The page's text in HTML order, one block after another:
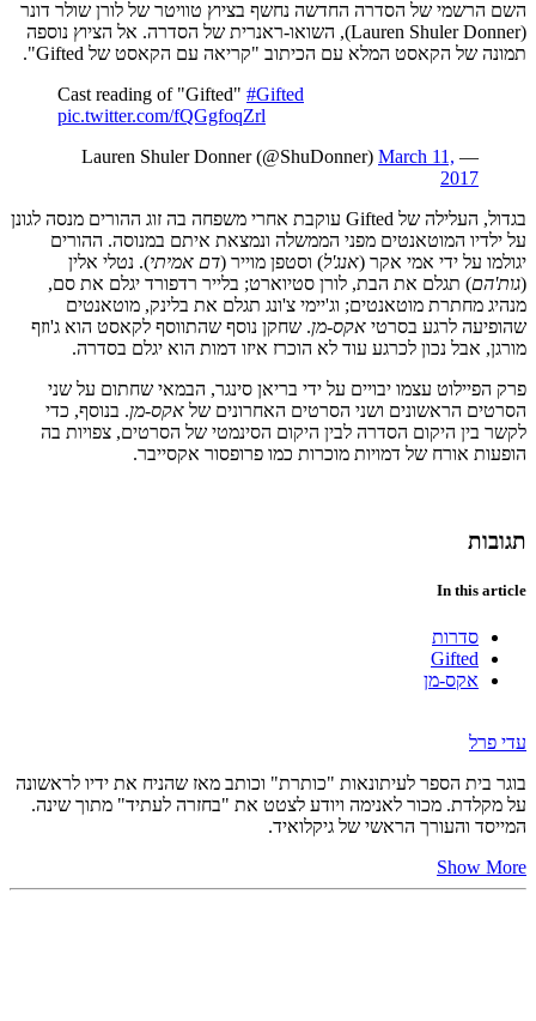
השם הרשמי של הסדרה החדשה נחשף בציוץ טוויטר של לורן שולר דונר
(Lauren Shuler Donner), השואו-ראנרית של הסדרה. אל הציוץ נוספה
תמונה של הקאסט המלא עם הכיתוב "קריאה עם הקאסט של Gifted".
Cast reading of "Gifted" #Gifted
pic.twitter.com/fQGgfoqZrl
— Lauren Shuler Donner (@ShuDonner)
March 11,
2017
בגדול, העלילה של Gifted עוקבת אחרי משפחה בה זוג ההורים מנסה לגונן
על ילדיו המוטאנטים מפני הממשלה ונמצאת איתם במנוסה. ההורים
יגולמו על ידי אמי אקר (אנג'ל) וסטפן מוייר (דם אמיתי). נטלי אלין
(גות'הם) תגלם את הבת, לורן סטיוארט; בלייר רדפורד יגלם את סם,
מנהיג מחתרת מוטאנטים; וג'יימי צ'ונג תגלם את בלינק, מוטאנטים
שהופיעה לרגע בסרטי אקס-מן. שחקן נוסף שהתווסף לקאסט הוא ג'וזף
מורגן, אבל נכון לכרגע עוד לא הוכרז איזו דמות הוא יגלם בסדרה.
פרק הפיילוט עצמו יבויים על ידי בריאן סינגר, הבמאי שחתום על שני
הסרטים הראשונים ושני הסרטים האחרונים של אקס-מן. בנוסף, כדי
לקשר בין היקום הסדרה לבין היקום הסינמטי של הסרטים, צפויות בה
הופעות אורח של דמויות מוכרות כמו פרופסור אקסייבר.
תגובות
In this article
סדרות
Gifted
אקס-מן
עדי פרל
בוגר בית הספר לעיתונאות "כותרת" וכותב מאז שהניח את ידיו לראשונה
על מקלדת. מכור לאנימה ויודע לצטט את "בחזרה לעתיד" מתוך שינה.
המייסד והעורך הראשי של גיקלואיד.
Show More